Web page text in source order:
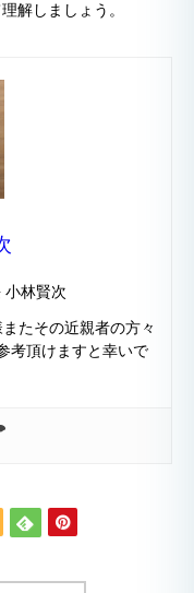
解しましょう。
小林賢次
たその近親者の方々
考頂けますと幸いで